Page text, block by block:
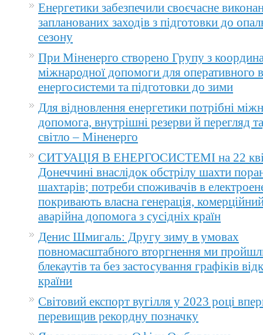
Енергетики забезпечили своєчасне
запланованих заходів з підготовки до
сезону
При Міненерго створено Групу з
міжнародної допомоги для оперативного
енергосистеми та підготовки до зими
Для відновлення енергетики потрібні
допомога, внутрішні резерви й перегляд
світло – Міненерго
СИТУАЦІЯ В ЕНЕРГОСИСТЕМІ на 22
Донеччині внаслідок обстрілу шахти
шахтарів; потреби споживачів в
покривають власна генерація,
аварійна допомога з сусідніх країн
Денис Шмигаль: Другу зиму в умовах
повномасштабного вторгнення ми
блекаутів та без застосування графіків
країни
Світовий експорт вугілля у 2023 році
перевищив рекордну позначку